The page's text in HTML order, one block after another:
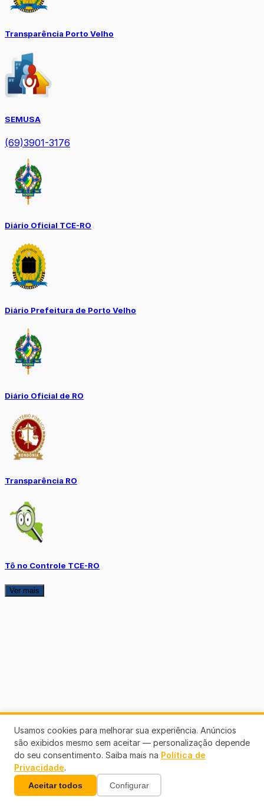
Transparência Porto Velho
SEMUSA
(69)3901-3176
Diário Oficial TCE-RO
Diário Prefeitura de Porto Velho
Diário Oficial de RO
Transparência RO
Tô no Controle TCE-RO
Ver mais
Usamos cookies para melhorar sua experiência. Anúncios
são exibidos mesmo sem aceitar — personalização depende
do seu consentimento. Saiba mais na Política de
Privacidade.
Aceitar todos Configurar